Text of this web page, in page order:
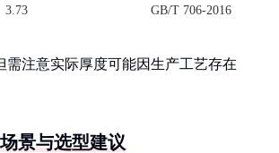
3.73 GB/T 706-2016
需注意实际厚度可能因生产工艺存在
景与选型建议